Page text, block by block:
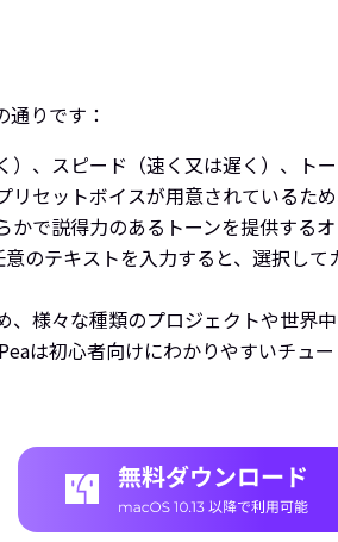
りです：
）、スピード（速く又は遅く）、ト
リセットボイスが用意されているた
で説得力のあるトーンを提供するオ
意のテキストを入力すると、選択し
様々な種類のプロジェクトや世界
は初心者向けにわかりやすいチュ